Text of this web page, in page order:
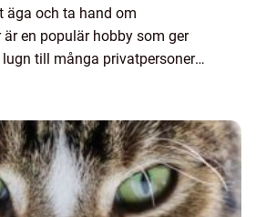
äga och ta hand om
en populär hobby som ger
till många privatpersoner.